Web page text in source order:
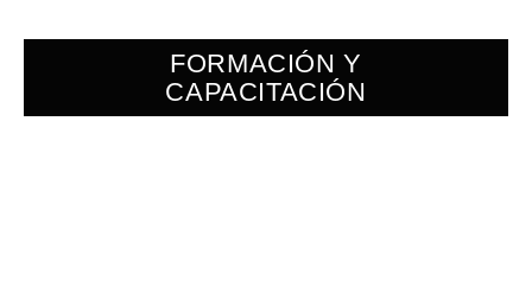
FORMACIÓN Y
CAPACITACIÓN